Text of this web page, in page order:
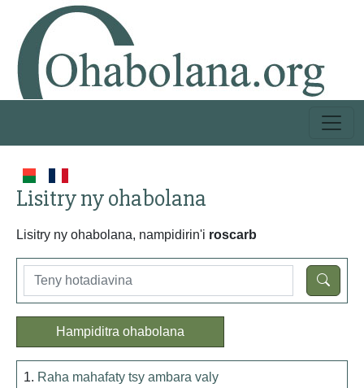
Lisitry ny ohabolana
Lisitry ny ohabolana, nampidirin'i roscarb
Hampiditra ohabolana
1. Raha mahafaty tsy ambara valy